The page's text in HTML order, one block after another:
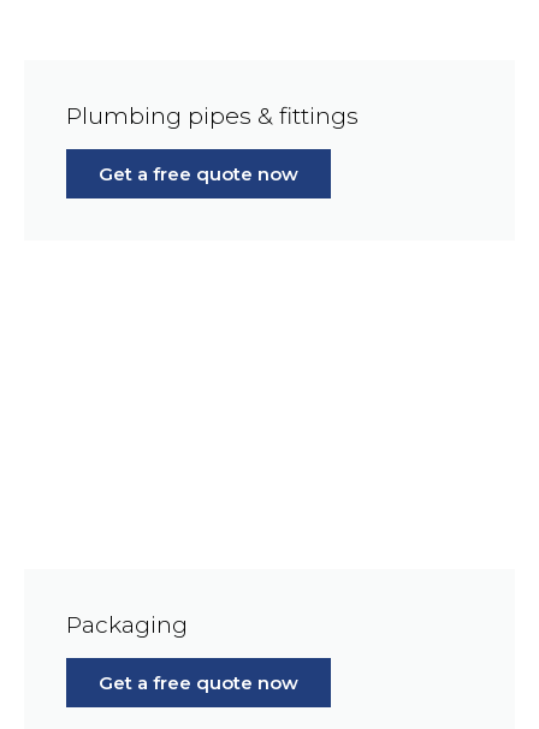
Plumbing pipes & fittings
Get a free quote now
Packaging
Get a free quote now